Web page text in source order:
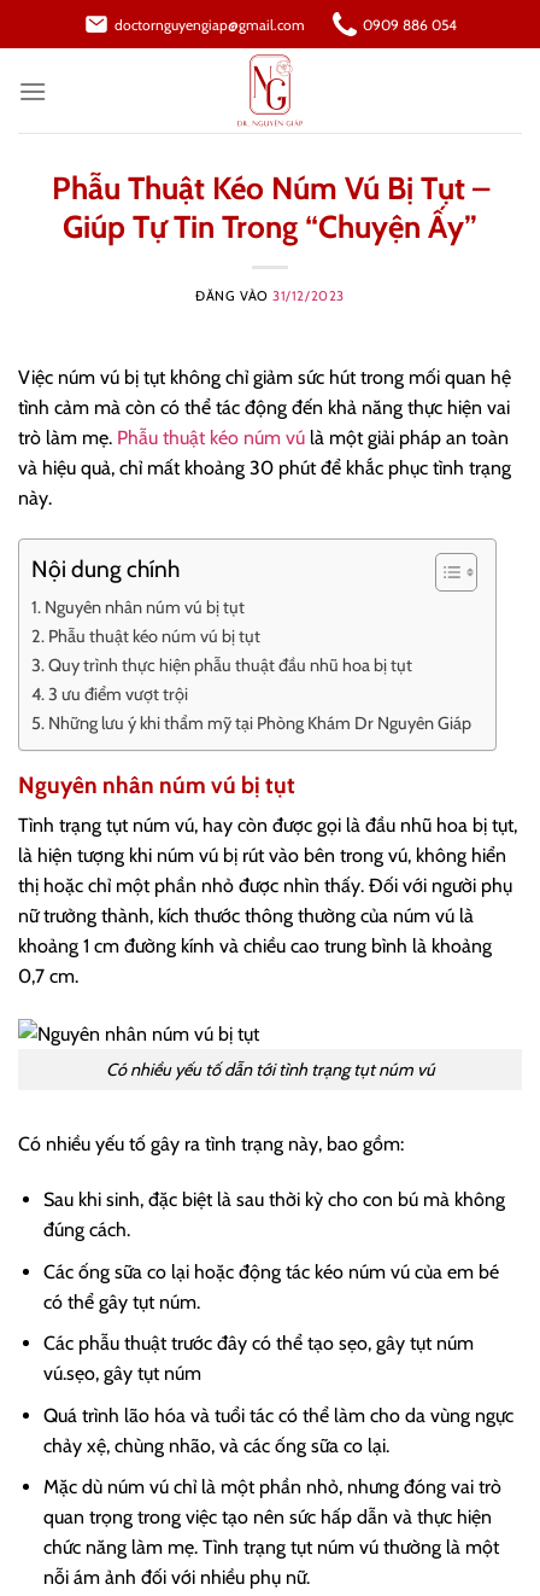
qua
dung
doctornguyengiap@gmail.com 0909 886 054
Phẫu Thuật Kéo Núm Vú Bị Tụt –
Giúp Tự Tin Trong “Chuyện Ấy”
ĐĂNG VÀO31/12/2023
Việc núm vú bị tụt không chỉ giảm sức hút trong mối quan hệ
tình cảm mà còn có thể tác động đến khả năng thực hiện vai
trò làm mẹ. Phẫu thuật kéo núm vú là một giải pháp an toàn
và hiệu quả, chỉ mất khoảng 30 phút để khắc phục tình trạng
này.
Nội dung chính
Nguyên nhân núm vú bị tụt
Phẫu thuật kéo núm vú bị tụt
Quy trình thực hiện phẫu thuật đầu nhũ hoa bị tụt
3 ưu điểm vượt trội
Những lưu ý khi thẩm mỹ tại Phòng Khám Dr Nguyên Giáp
Nguyên nhân núm vú bị tụt
Tình trạng tụt núm vú, hay còn được gọi là đầu nhũ hoa bị tụt,
là hiện tượng khi núm vú bị rút vào bên trong vú, không hiển
thị hoặc chỉ một phần nhỏ được nhìn thấy. Đối với người phụ
nữ trưởng thành, kích thước thông thường của núm vú là
khoảng 1 cm đường kính và chiều cao trung bình là khoảng
0,7 cm.
Có nhiều yếu tố dẫn tới tình trạng tụt núm vú
Có nhiều yếu tố gây ra tình trạng này, bao gồm:
Sau khi sinh, đặc biệt là sau thời kỳ cho con bú mà không
đúng cách.
Các ống sữa co lại hoặc động tác kéo núm vú của em bé
có thể gây tụt núm.
Các phẫu thuật trước đây có thể tạo sẹo, gây tụt núm
vú.sẹo, gây tụt núm
Quá trình lão hóa và tuổi tác có thể làm cho da vùng ngực
chảy xệ, chùng nhão, và các ống sữa co lại.
Mặc dù núm vú chỉ là một phần nhỏ, nhưng đóng vai trò
quan trọng trong việc tạo nên sức hấp dẫn và thực hiện
chức năng làm mẹ. Tình trạng tụt núm vú thường là một
nỗi ám ảnh đối với nhiều phụ nữ.